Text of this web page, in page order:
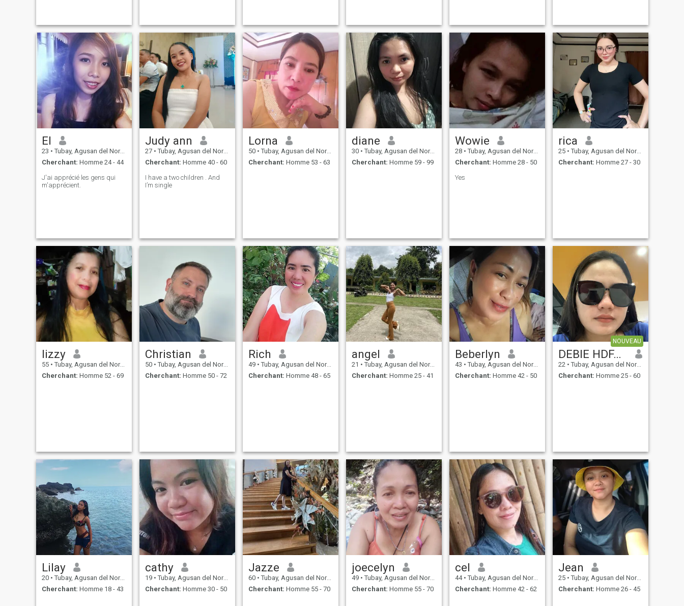
El
23 • Tubay, Agusan del Norte, Philippines
Cherchant: Homme 24 - 44
J'ai apprécié les gens qui
m'apprécient.
Judy ann
27 • Tubay, Agusan del Norte, Philippines
Cherchant: Homme 40 - 60
I have a two children . And
I’m single
Lorna
50 • Tubay, Agusan del Norte, Philippines
Cherchant: Homme 53 - 63
diane
30 • Tubay, Agusan del Norte, Philippines
Cherchant: Homme 59 - 99
Wowie
28 • Tubay, Agusan del Norte, Philippines
Cherchant: Homme 28 - 50
Yes
rica
25 • Tubay, Agusan del Norte, Philippines
Cherchant: Homme 27 - 30
lizzy
55 • Tubay, Agusan del Norte, Philippines
Cherchant: Homme 52 - 69
Christian
50 • Tubay, Agusan del Norte, Philippines
Cherchant: Homme 50 - 72
Rich
49 • Tubay, Agusan del Norte, Philippines
Cherchant: Homme 48 - 65
angel
21 • Tubay, Agusan del Norte, Philippines
Cherchant: Homme 25 - 41
Beberlyn
43 • Tubay, Agusan del Norte, Philippines
Cherchant: Homme 42 - 50
NOUVEAU
DEBIE HDFJKOG
22 • Tubay, Agusan del Norte, Philippines
Cherchant: Homme 25 - 60
Lilay
20 • Tubay, Agusan del Norte, Philippines
Cherchant: Homme 18 - 43
cathy
19 • Tubay, Agusan del Norte, Philippines
Cherchant: Homme 30 - 50
Jazze
60 • Tubay, Agusan del Norte, Philippines
Cherchant: Homme 55 - 70
joecelyn
49 • Tubay, Agusan del Norte, Philippines
Cherchant: Homme 55 - 70
cel
44 • Tubay, Agusan del Norte, Philippines
Cherchant: Homme 42 - 62
Jean
25 • Tubay, Agusan del Norte, Philippines
Cherchant: Homme 26 - 45